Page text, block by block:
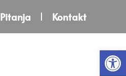
Pitanja Kontakt